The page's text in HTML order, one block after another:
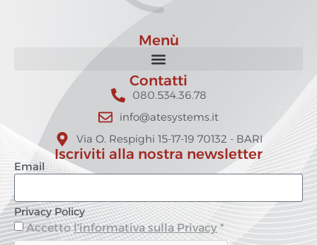
Menù
Contatti
080.534.36.78
info@atesystems.it
Via O. Respighi 15-17-19 70132 - BARI
Iscriviti alla nostra newsletter
Email
Privacy Policy
Accettol'informativa sulla Privacy *